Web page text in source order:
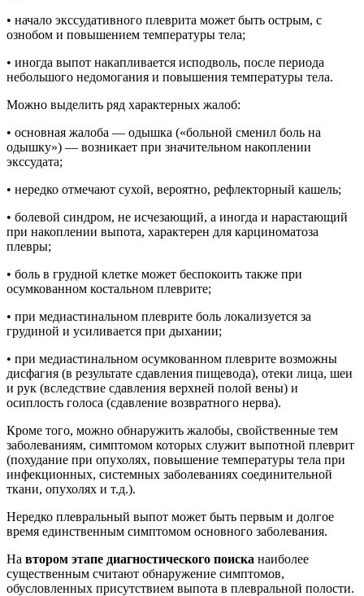
• начало экссудативного плеврита может быть острым, с
ознобом и повышением температуры тела;
• иногда выпот накапливается исподволь, после периода
небольшого недомогания и повышения температуры тела.
Можно выделить ряд характерных жалоб:
• основная жалоба — одышка («больной сменил боль на
одышку») — возникает при значительном накоплении
экссудата;
• нередко отмечают сухой, вероятно, рефлекторный кашель;
• болевой синдром, не исчезающий, а иногда и нарастающий
при накоплении выпота, характерен для карциноматоза
плевры;
• боль в грудной клетке может беспокоить также при
осумкованном костальном плеврите;
• при медиастинальном плеврите боль локализуется за
грудиной и усиливается при дыхании;
• при медиастинальном осумкованном плеврите возможны
дисфагия (в результате сдавления пищевода), отеки лица, шеи
и рук (вследствие сдавления верхней полой вены) и
осиплость голоса (сдавление возвратного нерва).
Кроме того, можно обнаружить жалобы, свойственные тем
заболеваниям, симптомом которых служит выпотной плеврит
(похудание при опухолях, повышение температуры тела при
инфекционных, системных заболеваниях соединительной
ткани, опухолях и т.д.).
Нередко плевральный выпот может быть первым и долгое
время единственным симптомом основного заболевания.
На втором этапе диагностического поиска наиболее
существенным считают обнаружение симптомов,
обусловленных присутствием выпота в плевральной полости.